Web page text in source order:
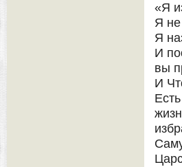
«Я
Я
Я
И
вы
И